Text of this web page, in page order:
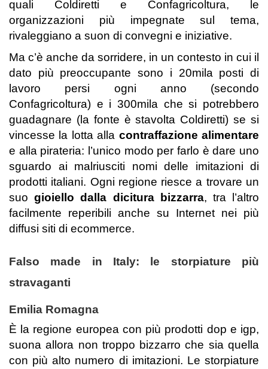
quali Coldiretti e Confagricoltura, le
organizzazioni più impegnate sul tema,
rivaleggiano a suon di convegni e iniziative.
Ma c’è anche da sorridere, in un contesto in cui il
dato più preoccupante sono i 20mila posti di
lavoro persi ogni anno (secondo
Confagricoltura) e i 300mila che si potrebbero
guadagnare (la fonte è stavolta Coldiretti) se si
vincesse la lotta alla contraffazione alimentare
e alla pirateria: l’unico modo per farlo è dare uno
sguardo ai malriusciti nomi delle imitazioni di
prodotti italiani. Ogni regione riesce a trovare un
suogioiello dalla dicitura bizzarra, tra l’altro
facilmente reperibili anche su Internet nei più
diffusi siti di ecommerce.
Falso made in Italy: le storpiature più
stravaganti
Emilia Romagna
È la regione europea con più prodotti dop e igp,
suona allora non troppo bizzarro che sia quella
con più alto numero di imitazioni. Le storpiature